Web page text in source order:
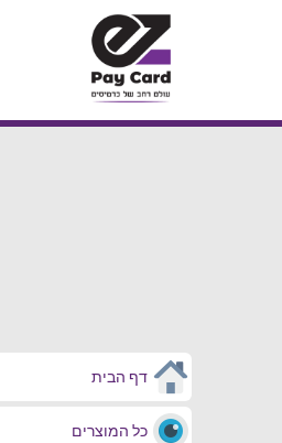
דף הבית
כל המוצרים